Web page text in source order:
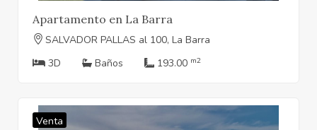
Apartamento en La Barra
SALVADOR PALLAS al 100, La Barra
3D
Baños 193.00 m2
Venta